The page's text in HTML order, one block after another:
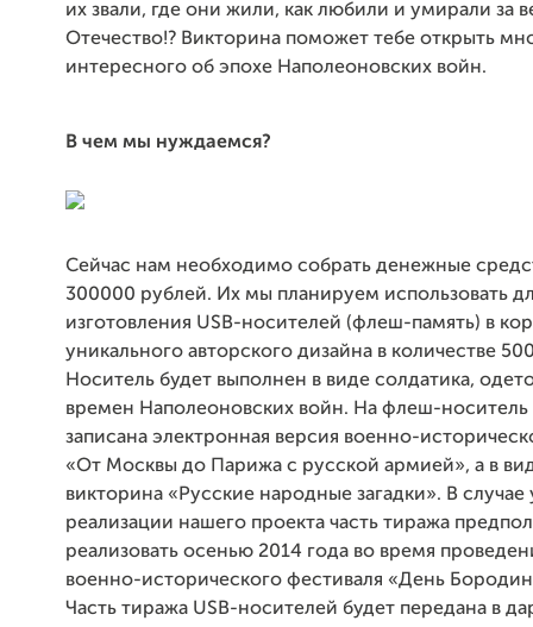
их звали, где они жили, как любили и умирали за
Отечество!? Викторина поможет тебе открыть
интересного об эпохе Наполеоновских войн.
В чем мы нуждаемся?
Сейчас нам необходимо собрать денежные
300000 рублей. Их мы планируем использовать
изготовления USB-носителей (флеш-память) в
уникального авторского дизайна в количестве
Носитель будет выполнен в виде солдатика,
времен Наполеоновских войн. На флеш-носитель
записана электронная версия военно-
«От Москвы до Парижа с русской армией», а в
викторина «Русские народные загадки». В
реализации нашего проекта часть тиража
реализовать осенью 2014 года во время
военно-исторического фестиваля «День
Часть тиража USB-носителей будет передана в